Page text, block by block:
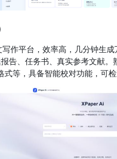
写作平台，效率高，几分钟生
告、任务书、真实参考文献
等，具备智能校对功能，可检